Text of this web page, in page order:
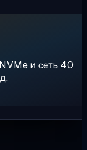
и сеть 40